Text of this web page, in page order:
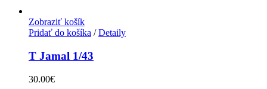
Zobraziť košík
Pridať do košíka / Detaily
T Jamal 1/43
30.00€